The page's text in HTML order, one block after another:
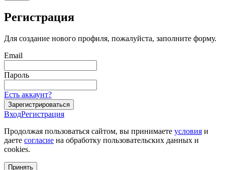
Регистрация
Для создание нового профиля, пожалуйста, заполните форму.
Email
Пароль
Есть аккаунт?
Зарегистрироваться
ВходРегистрация
Продолжая пользоваться сайтом, вы принимаете условия и
даете согласие на обработку пользовательских данных и
cookies.
Принять